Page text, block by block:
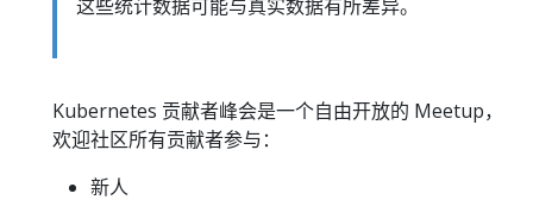
这些统计数据可能与真实数据有所差异。
Kubernetes 贡献者峰会是一个自由开放的 Meetup，
欢迎社区所有贡献者参与：
新人